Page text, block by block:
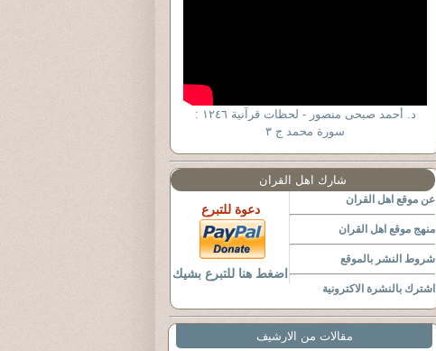
د. أحمد صبحى منصور - لحظات قرآنية ١٢٤٦ :
سورة محمد ج ٣
شارك اهل القران
عن موقع اهل القران
منهج موقع اهل القران
شروط النشر بالموقع
اشترك بالنشرة الاكترونية
دعوة للتبرع
اضغط هنا للتبرع بشيك
مقالات من الارشيف